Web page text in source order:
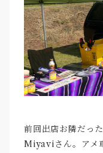
前回出店お隣だっ
Miyaviさん。アメ